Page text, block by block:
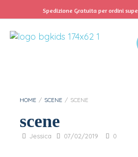
Servizio Clienti:
HOME / SCENE / SCENE
scene
Jessica 07/02/2019 0
Spedizione Gratuita per ordini